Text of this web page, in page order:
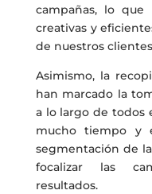
campañas, lo
creativas y
de nuestros
Asimismo, la
han marcado la
a lo largo de todos
mucho tiempo y
segmentación de
focalizar las
resultados.